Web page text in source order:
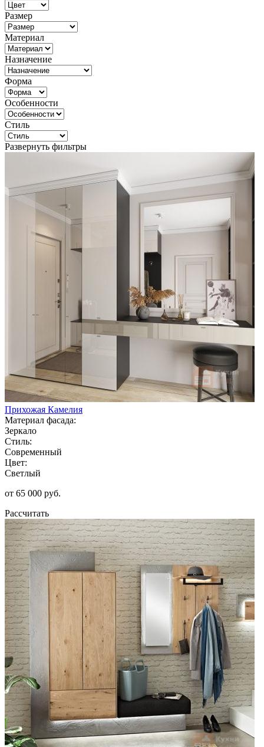
Размер
Материал
Назначение
Форма
Особенности
Стиль
Развернуть фильтры
Прихожая Камелия
Материал фасада:
Зеркало
Стиль:
Современный
Цвет:
Светлый
от 65 000 руб.
Рассчитать